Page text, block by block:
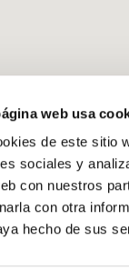
web usa
de este sitio
sociales y
con nuestros
con otra
hecho de sus